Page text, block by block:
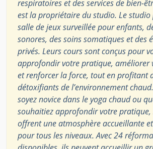
respiratoires et des services de bien-
est la propriétaire du studio. Le studio
salle de jeux surveillée pour enfants,
sonores, des soins somatiques et des
privés. Leurs cours sont conçus pour
approfondir votre pratique, améliorer
et renforcer la force, tout en profitant
détoxifiants de l’environnement
soyez novice dans le yoga chaud ou
souhaitiez approfondir votre pratique,
offrent une atmosphère accueillante
pour tous les niveaux. Avec 24